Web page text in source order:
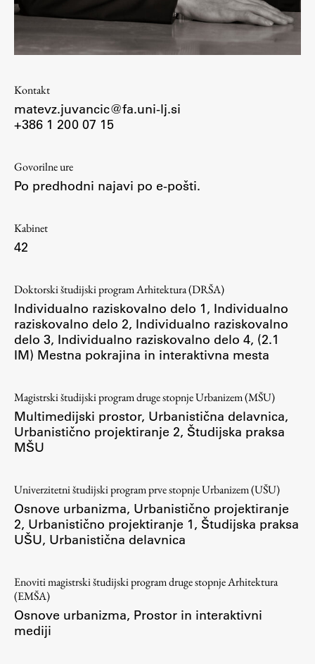
Študij
Študentske informacije
Urniki
Predmeti
Izbirni moduli EMŠA
Zaključek študija
Mednarodne izmenjave
Spletna učilnica
ŠIS (SI)
ŠIS (EN)
Aktualno
Novice
Koledar dogodkov
Program dela
Raziskovanje
Raziskovalni projekti
Kontakt
matevz.juvancic@fa.uni-lj.si
+386 1 200 07 15
Govorilne ure
Po predhodni najavi po e-pošti.
Kabinet
42
Doktorski študijski program Arhitektura (DRŠA)
Individualno raziskovalno delo 1, Individualno
raziskovalno delo 2, Individualno raziskovalno
delo 3, Individualno raziskovalno delo 4, (2.1
IM) Mestna pokrajina in interaktivna mesta
Magistrski študijski program druge stopnje Urbanizem (MŠU)
Multimedijski prostor, Urbanistična delavnica,
Urbanistično projektiranje 2, Študijska praksa
MŠU
Univerzitetni študijski program prve stopnje Urbanizem (UŠU)
Osnove urbanizma, Urbanistično projektiranje
2, Urbanistično projektiranje 1, Študijska praksa
UŠU, Urbanistična delavnica
Enoviti magistrski študijski program druge stopnje Arhitektura
(EMŠA)
Osnove urbanizma, Prostor in interaktivni
mediji